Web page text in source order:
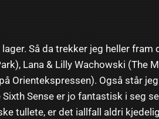
Så da trekker jeg heller fram
Lana & Lilly Wachowski (The
Orientekspressen). Også står
Sense er jo fantastisk i seg
tullete, er det iallfall aldri